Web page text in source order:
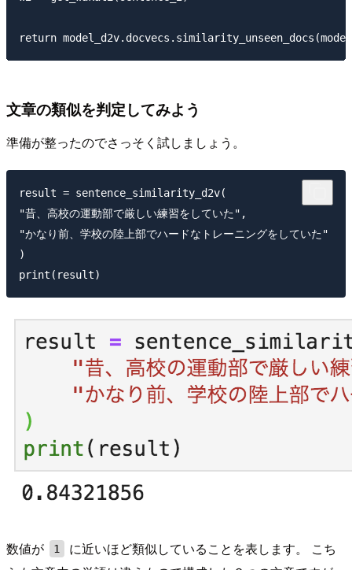
文章の類似を判定してみよう
準備が整ったのでさっそく試しましょう。
result = sentence_similarity_d2v(
"昔、高校の運動部で厳しい練習をしていた",
"かなり前、学校の陸上部でハードなトレーニングをしていた"
)
数値が 1
に近いほど類似していることを表します。 こち